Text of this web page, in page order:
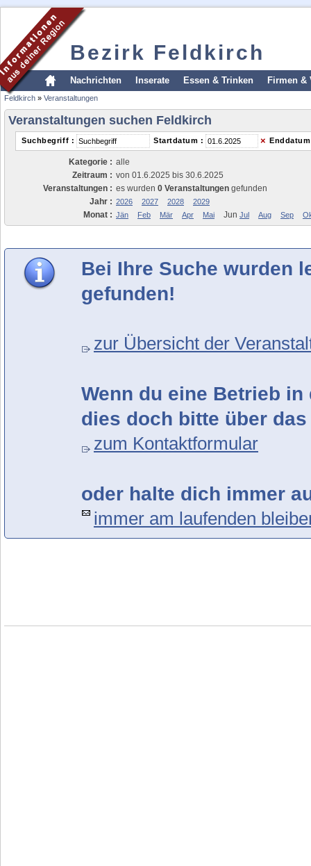
Bezirk Feldkirch
Nachrichten Inserate Essen & Trinken Firmen &
Feldkirch » Veranstaltungen
Veranstaltungen suchen Feldkirch
Suchbegriff : Startdatum : ×
Kategorie : alle
Zeitraum : von 01.6.2025 bis 30.6.2025
Veranstaltungen : es wurden 0 Veranstaltungen gefunden
Jahr : 2026 2027 2028 2029
Monat : Jän Feb Mär Apr Mai Jun Jul Aug Sep
Bei Ihre Suche wurden
gefunden!
zur Übersicht der
Wenn du eine Betrieb
dies doch bitte über
zum Kontaktformular
oder halte dich immer
immer am laufenden